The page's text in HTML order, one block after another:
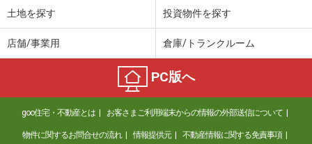
土地を探す 投資物件を探す
店舗/事業用 倉庫/トランクルーム
PC版へ
goo住宅・不動産とは お客さまご利用端末からの情報の外部送信について
物件に関するお問合せの流れ 情報提供元 不動産情報に関する免責事項